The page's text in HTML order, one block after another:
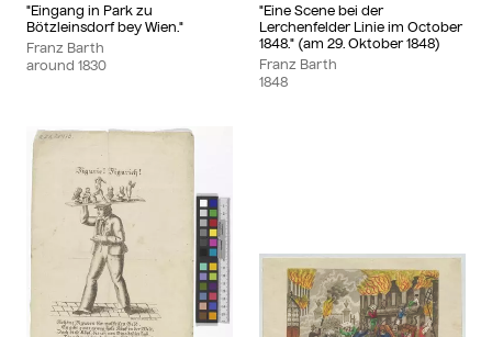
"Eingang in Park zu
Bötzleinsdorf bey Wien."
Franz Barth
around 1830
"Eine Scene bei der
Lerchenfelder Linie im October
1848." (am 29. Oktober 1848)
Franz Barth
1848